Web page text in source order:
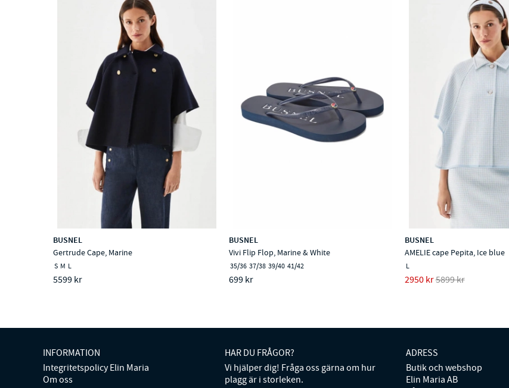
BUSNEL
Gertrude Cape, Marine
S M L
5599 kr
BUSNEL
Vivi Flip Flop, Marine & White
35/36 37/38 39/40 41/42
699 kr
BUSNEL
AMELIE cape Pepita, Ice blue
L
2950 kr5899 kr
INFORMATION
Integritetspolicy Elin Maria
Om oss
HAR DU FRÅGOR?
Vi hjälper dig! Fråga oss gärna om hur
plagg är i storleken.
ADRESS
Butik och webshop
Elin Maria AB